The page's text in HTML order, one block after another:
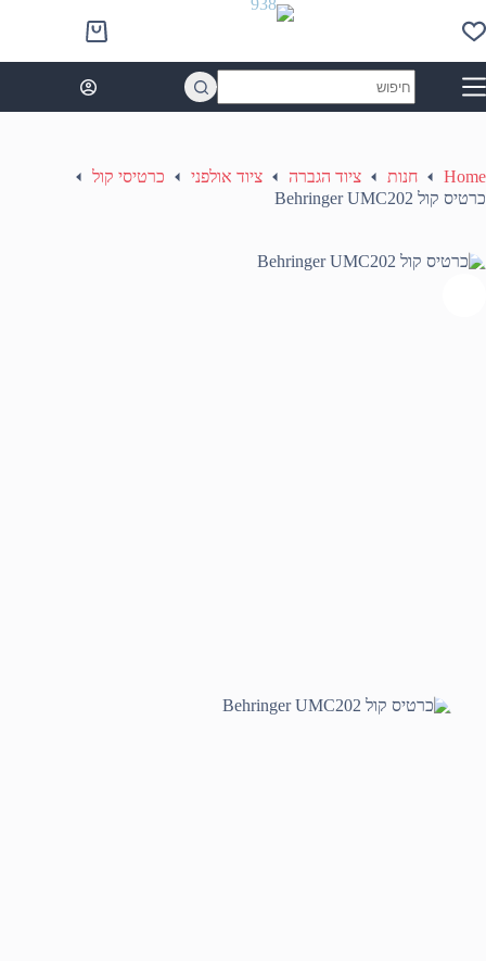
to
content
Shopping
cart
results
Home חנות ציוד הגברה ציוד אולפני
כרטיסי קול
כרטיס קול Behringer UMC202